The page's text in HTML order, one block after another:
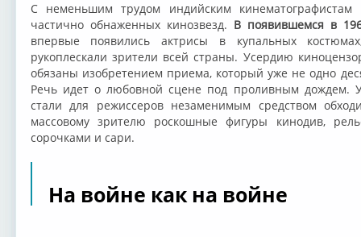
С неменьшим трудом индийским кинематографистам
частично обнаженных кинозвезд. В появившемся в
впервые появились актрисы в купальных
рукоплескали зрители всей страны. Усердию
обязаны изобретением приема, который уже не одно
Речь идет о любовной сцене под проливным дождем.
стали для режиссеров незаменимым средством
массовому зрителю роскошные фигуры кинодив,
сорочками и сари.
На войне как на войне